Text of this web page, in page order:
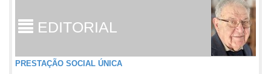
EDITORIAL
PRESTAÇÃO SOCIAL ÚNICA